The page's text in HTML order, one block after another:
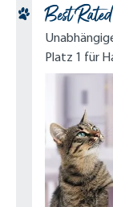
Best
Platz 1 für